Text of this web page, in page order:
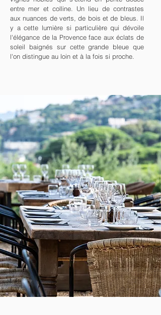
entre mer et colline. Un lieu de contrastes
aux nuances de verts, de bois et de bleus. Il
y a cette lumière si particulière qui dévoile
l'élégance de la Provence face aux éclats de
soleil baignés sur cette grande bleue que
l'on distingue au loin et à la fois si proche.